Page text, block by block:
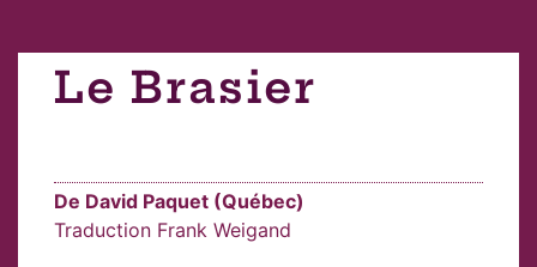
Le Brasier
De David Paquet (Québec)
Traduction Frank Weigand